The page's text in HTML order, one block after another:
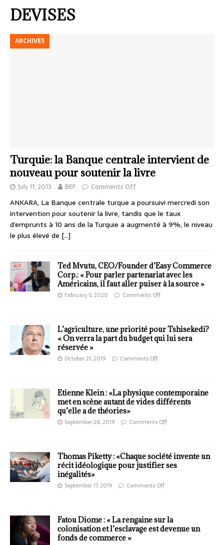
DEVISES
ARCHIVES
Turquie: la Banque centrale intervient de
nouveau pour soutenir la livre
July 11, 2013 BEF Comments Off
ANKARA, La Banque centrale turque a poursuivi mercredi son
intervention pour soutenir la livre, tandis que le taux
d’emprunts à 10 ans de la Turquie a augmenté à 9%, le niveau
le plus élevé de […]
Ted Mvutu, CEO/Founder d’Easy Commerce
Corp.: « Pour parler partenariat avec les
Américains, il faut aller puiser à la source »
February 5, 2020 Comments Off
L’agriculture, une priorité pour Tshisekedi?
« On verra la part du budget qui lui sera
réservée »
October 21, 2019 Comments Off
Etienne Klein : «La physique contemporaine
met en scène autant de vides différents
qu’elle a de théories»
September 28, 2019 Comments Off
Thomas Piketty : «Chaque société invente un
récit idéologique pour justifier ses
inégalités»
September 17, 2019 Comments Off
Fatou Diome : « La rengaine sur la
colonisation et l’esclavage est devenue un
fonds de commerce »